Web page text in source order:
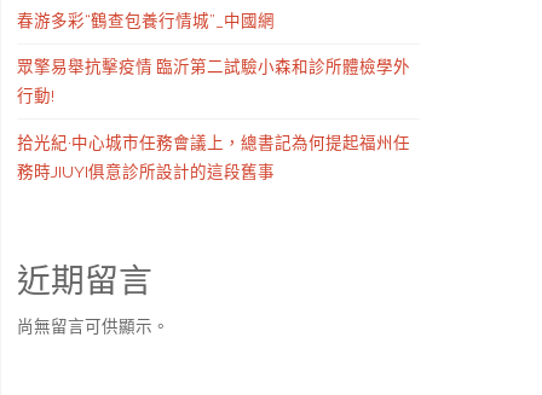
春游多彩“鶴查包養行情城”_中國網
眾擎易舉抗擊疫情 臨沂第二試驗小森和診所體檢學外
行動!
拾光紀·中心城市任務會議上，總書記為何提起福州任
務時JIUYI俱意診所設計的這段舊事
近期留言
尚無留言可供顯示。